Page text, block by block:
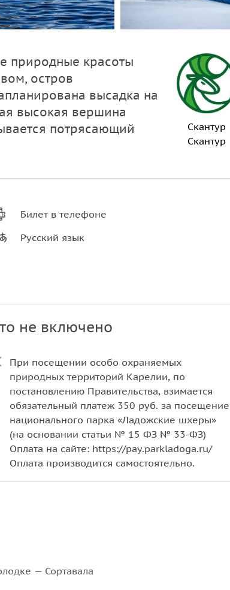
природные красоты
остров
высадка на
высокая вершина
потрясающий
Скантур
Скантур
Билет в телефоне
Русский язык
не включено
При посещении особо охраняемых
природных территорий Карелии, по
постановлению Правительства, взимается
обязательный платеж 350 руб. за посещение
национального парка «Ладожские шхеры»
(на основании статьи № 15 ФЗ № 33-ФЗ)
Оплата на сайте: https://pay.parkladoga.ru/
Оплата производится самостоятельно.
— Сортавала